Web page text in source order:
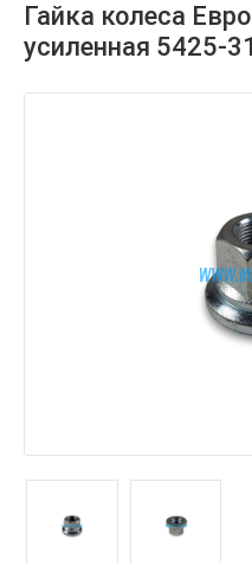
Гайка колеса
усиленная 5425-